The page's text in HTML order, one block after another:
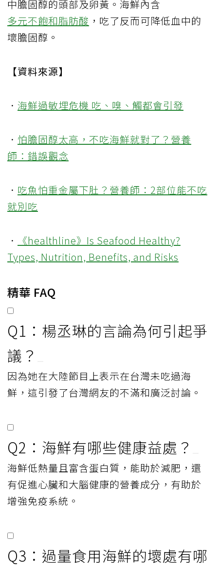
中膽固醇的頭部及卵黃。海鮮內含
多元不飽和脂肪酸 ，吃了反而可降低血中的
壞膽固醇。
【資料來源】
． 海鮮過敏埋危機 吃、嗅、觸都會引發
． 怕膽固醇太高，不吃海鮮就對了？營養
師：錯誤觀念
． 吃魚怕重金屬下肚？營養師：2部位能不吃
就別吃
．
《healthline》Is Seafood Healthy?
Types, Nutrition, Benefits, and Risks
精華 FAQ
Q1：楊丞琳的言論為何引起爭
議？
因為她在大陸節目上表示在台灣未吃過海
鮮，這引發了台灣網友的不滿和廣泛討論。
Q2：海鮮有哪些健康益處？
海鮮低熱量且富含蛋白質，能助於減肥，還
有促進心臟和大腦健康的營養成分，有助於
增強免疫系統。
Q3：過量食用海鮮的壞處有哪